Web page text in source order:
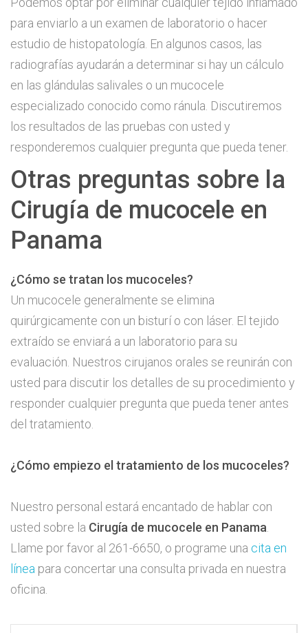
para enviarlo a un examen de laboratorio o hacer
estudio de histopatología. En algunos casos, las
radiografías ayudarán a determinar si hay un cálculo
en las glándulas salivales o un mucocele
especializado conocido como ránula. Discutiremos
los resultados de las pruebas con usted y
responderemos cualquier pregunta que pueda tener.
Otras preguntas sobre la
Cirugía de mucocele en
Panama
¿Cómo se tratan los mucoceles?
Un mucocele generalmente se elimina
quirúrgicamente con un bisturí o con láser. El tejido
extraído se enviará a un laboratorio para su
evaluación. Nuestros cirujanos orales se reunirán con
usted para discutir los detalles de su procedimiento y
responder cualquier pregunta que pueda tener antes
del tratamiento.
¿Cómo empiezo el tratamiento de los mucoceles?
Nuestro personal estará encantado de hablar con
usted sobre la Cirugía de mucocele en Panama.
Llame por favor al 261-6650, o programe una cita en
línea para concertar una consulta privada en nuestra
oficina.